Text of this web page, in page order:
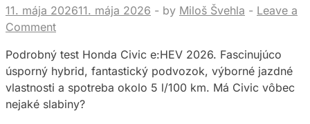
priestor
veľkého
a
hybridnú
techniku
11. mája 202611. mája 2026 - by Miloš Švehla - Leave a
Comment
Podrobný test Honda Civic e:HEV 2026. Fascinujúco
úsporný hybrid, fantastický podvozok, výborné jazdné
vlastnosti a spotreba okolo 5 l/100 km. Má Civic vôbec
nejaké slabiny?